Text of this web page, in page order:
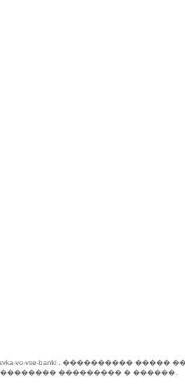
vo-vse-banki
���������� �����
�������� ��������� � ������.